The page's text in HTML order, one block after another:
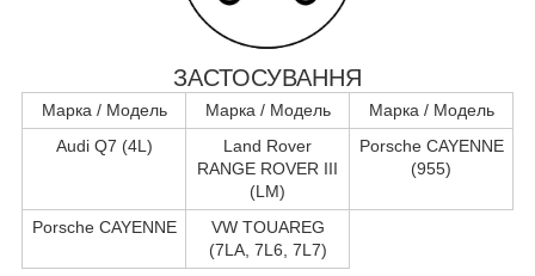
ЗАСТОСУВАННЯ
Марка / Модель Марка / Модель
Марка / Модель
Audi Q7 (4L)
Land Rover
RANGE ROVER III
(LM)
Porsche CAYENNE
(955)
Porsche CAYENNE
VW TOUAREG
(7LA, 7L6, 7L7)